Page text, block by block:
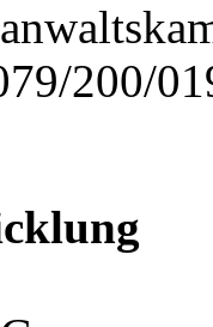
200/